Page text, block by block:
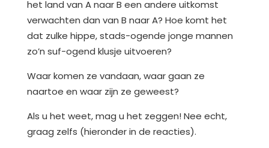
het land van A naar B een andere uitkomst
verwachten dan van B naar A? Hoe komt het
dat zulke hippe, stads-ogende jonge mannen
zo’n suf-ogend klusje uitvoeren?
Waar komen ze vandaan, waar gaan ze
naartoe en waar zijn ze geweest?
Als u het weet, mag u het zeggen! Nee echt,
graag zelfs (hieronder in de reacties).